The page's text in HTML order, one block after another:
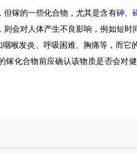
但镓的一些化合物，尤其是含有砷
会对人体产生不良影响，例如短时
喉发炎、呼吸困难、胸痛等，而
镓化合物前应确认该物质是否会对